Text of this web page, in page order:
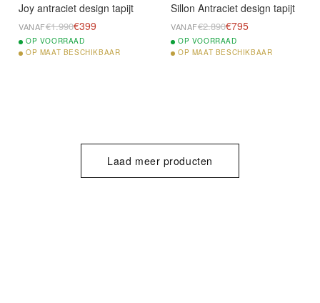
Joy antraciet design tapijt
VANAF€1.990€399
OP VOORRAAD
OP MAAT BESCHIKBAAR
Sillon Antraciet design tapijt
VANAF€2.890€795
OP VOORRAAD
OP MAAT BESCHIKBAAR
Laad meer producten